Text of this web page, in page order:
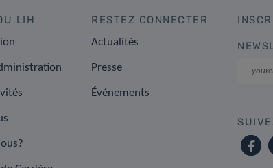
LIH RESTEZ CONNECTER
Actualités
Presse
Événements